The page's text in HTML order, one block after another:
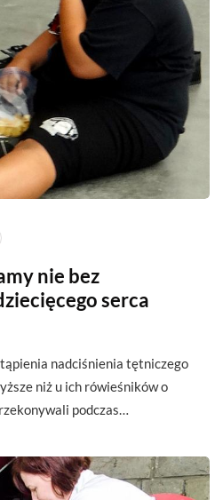
nie bez
serca
nadciśnienia tętniczego
niż u ich rówieśników o
podczas…